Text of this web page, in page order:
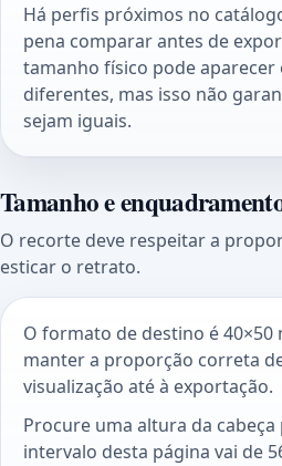
Há perfis próximos no
pena comparar antes de
tamanho físico pode aparecer
diferentes, mas isso não
sejam iguais.
Tamanho e
O recorte deve respeitar a
esticar o retrato.
O formato de destino é 40×50
manter a proporção correta
visualização até à exportação.
Procure uma altura da cabeça
intervalo desta página vai de